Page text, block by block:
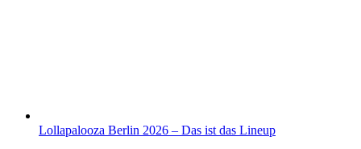
Lollapalooza Berlin 2026 – Das ist das Lineup